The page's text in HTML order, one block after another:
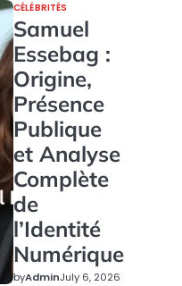
CÉLÉBRITÉS
Samuel
Essebag :
Origine,
Présence
Publique
et Analyse
Complète
de
l’Identité
Numérique
byAdminJuly 6, 2026